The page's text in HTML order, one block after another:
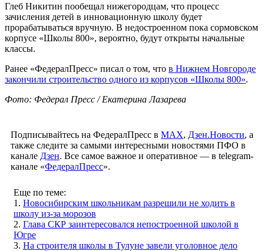
Глеб Никитин пообещал нижегородцам, что процесс
зачисления детей в инновационную школу будет
прорабатываться вручную. В недостроенном пока сормовском
корпусе «Школы 800», вероятно, будут открыты начальные
классы.
Ранее «ФедералПресс» писал о том, что в Нижнем Новгороде
закончили строительство одного из корпусов «Школы 800».
Фото: Федерал Пресс / Екатерина Лазарева
Подписывайтесь на ФедералПресс в МАХ, Дзен.Новости, а
также следите за самыми интересными новостями ПФО в
канале Дзен. Все самое важное и оперативное — в telegram-
канале «ФедералПресс».
Еще по теме:
1. Новосибирским школьникам разрешили не ходить в
школу из-за морозов
2. Глава СКР заинтересовался непостроенной школой в
Югре
3. На строителя школы в Тулуне завели уголовное дело